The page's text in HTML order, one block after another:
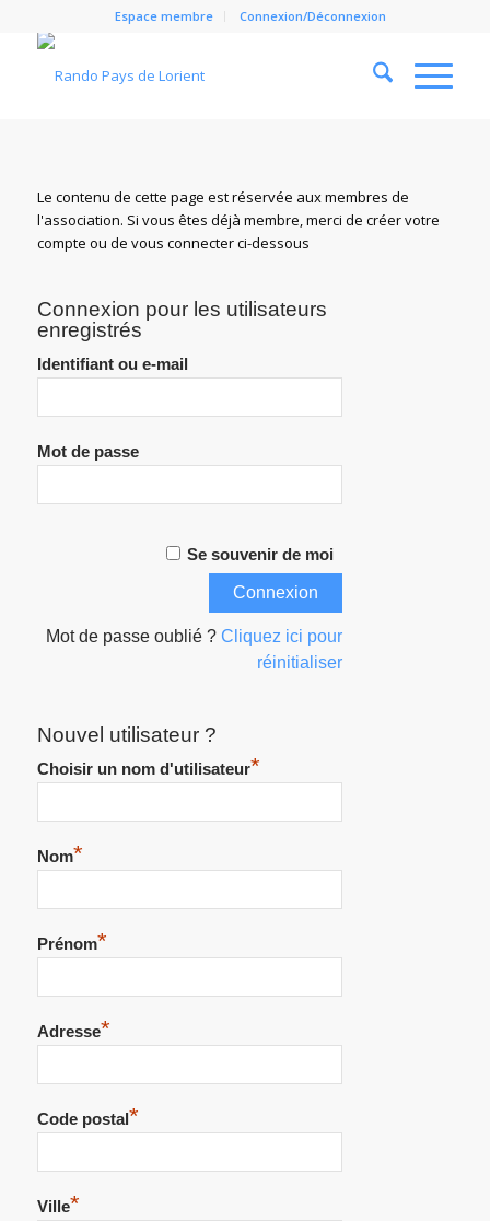
Espace membre Connexion/Déconnexion
Le contenu de cette page est réservée aux membres de
l'association. Si vous êtes déjà membre, merci de créer votre
compte ou de vous connecter ci-dessous
Connexion pour les utilisateurs
enregistrés
Identifiant ou e-mail
Mot de passe
Se souvenir de moi
Mot de passe oublié ?Cliquez ici pour
réinitialiser
Nouvel utilisateur ?
Choisir un nom d'utilisateur*
Nom*
Prénom*
Adresse*
Code postal*
Ville*